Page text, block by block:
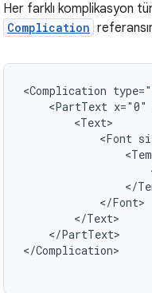
Her farklı komplikasyon
Complication
<Complication
<PartText x="0"
<Font
</PartText>
</Complication>